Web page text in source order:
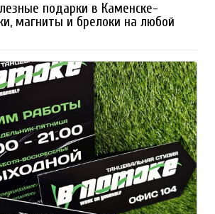
подарки в Каменске-
магниты и брелоки на любой